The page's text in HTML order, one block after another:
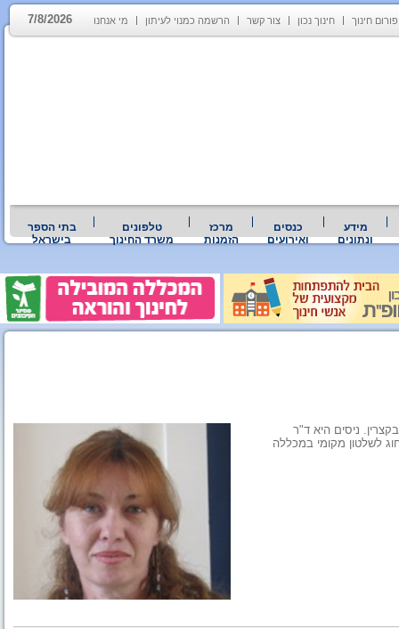
פורום חינוך חינוך נכון צור קשר הרשמה כמנוי לעיתון מי אנחנו 7/8/2026
מידע
ונתונים
כנסים
ואירועים
מרכז
הזמנות
טלפונים
משרד החינוך
בתי הספר
בישראל
ניסים היא ד"ר
לשלטון מקומי במכללה